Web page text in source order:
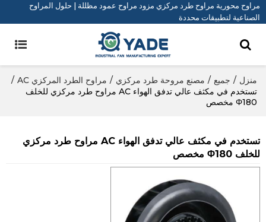
مراوح محورية مراوح طرد مركزي مزود مراوح عمود مظللة | حلول المراوح
الصناعية لتطبيقات محددة
منزل / جميع / مصنع مروحة طرد مركزي / مراوح الطرد المركزي AC
/
تستخدم في مكثف عالي تدفق الهواء AC مراوح طرد مركزي للخلف
Φ180 مخصص
تستخدم في مكثف عالي تدفق الهواء AC مراوح طرد مركزي
للخلف Φ180 مخصص